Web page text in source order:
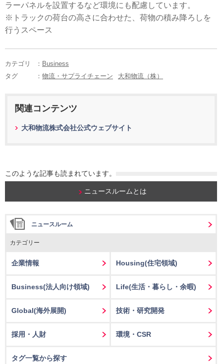
ラーパネルを設置するなど環境にも配慮しています。
※トラックの荷台の高さに合わせた、荷物の積み降ろしを
行うスペース
カテゴリ ： Business
タグ
： 物流・サプライチェーン 大和物流（株）
関連コンテンツ
大和物流株式会社公式ウェブサイト
このような記事も読まれています。
ニュースルームとは
ニュースルーム
カテゴリー
企業情報 Housing(住宅領域)
Business(法人向け領域) Life(生活・暮らし・余暇)
Global(海外展開) 技術・研究開発
採用・人財 環境・CSR
タグ一覧から探す